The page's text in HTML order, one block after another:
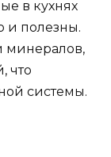
в кухнях
и полезны.
минералов,
что
системы.